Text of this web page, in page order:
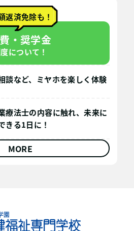
返済免除も！
・奨学金
について！
談など、ミヤホを楽しく体験
療法士の内容に触れ、未来に
きる1日に！
MORE